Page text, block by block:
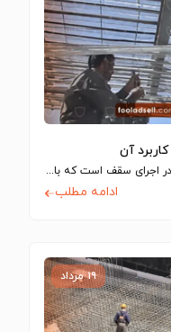
آن
سقف روفیکس یکی از سیستم‌های نوین در اجرای سقف است که با استفاده از…
ادامه مطلب
۱۹ مرداد